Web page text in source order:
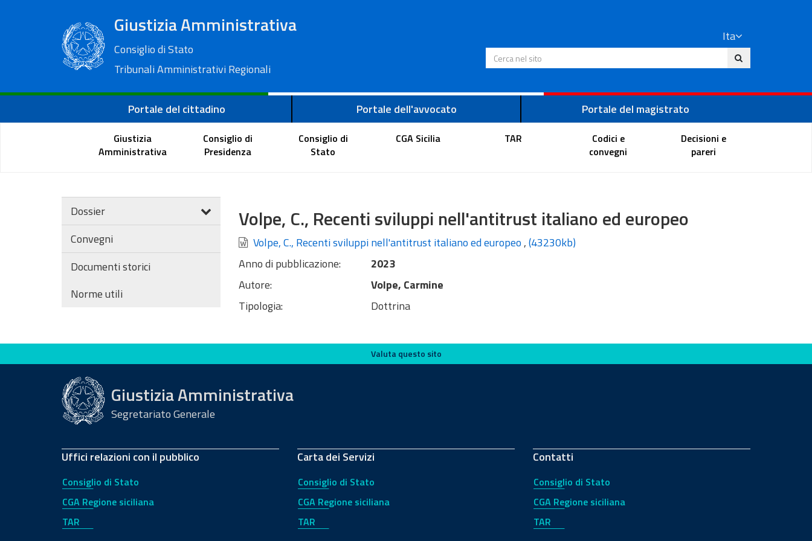
Giustizia Amministrativa
Consiglio di Stato
Tribunali Amministrativi Regionali
Ita
Cerca nel sito
Portale del cittadino Portale dell'avvocato Portale del magistrato
Giustizia
Amministrativa
Consiglio di
Presidenza
Consiglio di
Stato
CGA Sicilia TAR
Codici e
convegni
Decisioni e
pareri
Dossier
Convegni
Documenti storici
Norme utili
Volpe, C., Recenti sviluppi nell'antitrust italiano ed europeo
Volpe, C., Recenti sviluppi nell'antitrust italiano ed europeo ,(43230kb)
Anno di pubblicazione:
2023
Autore:
Volpe, Carmine
Tipologia:
Dottrina
Valuta questo sito Valuta questo sito
Giustizia Amministrativa
Segretariato Generale
Uffici relazioni con il pubblico
Consiglio di Stato
CGA Regione siciliana
TAR
Carta dei Servizi
Consiglio di Stato
CGA Regione siciliana
TAR
Contatti
Consiglio di Stato
CGA Regione siciliana
TAR